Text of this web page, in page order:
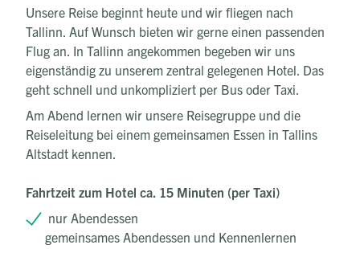
Unsere Reise beginnt heute und wir fliegen nach
Tallinn. Auf Wunsch bieten wir gerne einen passenden
Flug an. In Tallinn angekommen begeben wir uns
eigenständig zu unserem zentral gelegenen Hotel. Das
geht schnell und unkompliziert per Bus oder Taxi.
Am Abend lernen wir unsere Reisegruppe und die
Reiseleitung bei einem gemeinsamen Essen in Tallins
Altstadt kennen.
Fahrtzeit zum Hotel ca. 15 Minuten (per Taxi)
nur Abendessen
gemeinsames Abendessen und Kennenlernen